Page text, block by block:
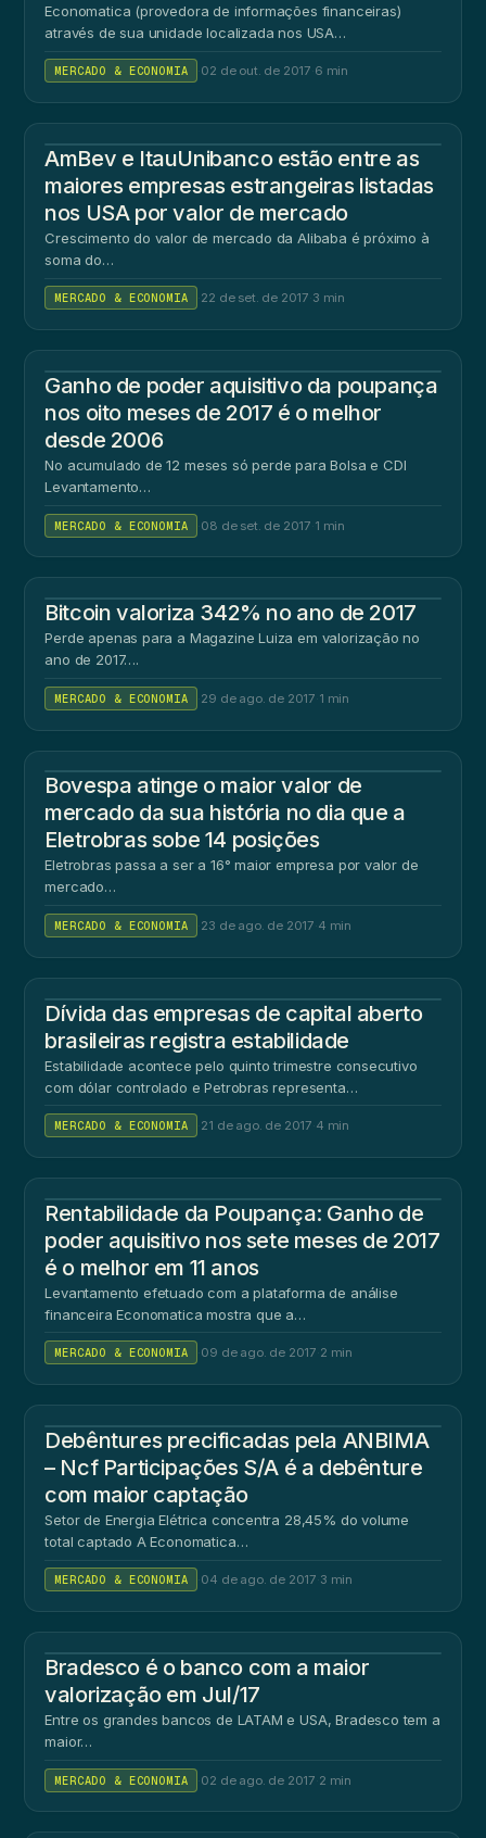
Economatica (provedora de informações financeiras)
através de sua unidade localizada nos USA…
MERCADO & ECONOMIA 02 de out. de 2017 6 min
AmBev e ItauUnibanco estão entre as
maiores empresas estrangeiras listadas
nos USA por valor de mercado
Crescimento do valor de mercado da Alibaba é próximo à
soma do…
MERCADO & ECONOMIA 22 de set. de 2017 3 min
Ganho de poder aquisitivo da poupança
nos oito meses de 2017 é o melhor
desde 2006
No acumulado de 12 meses só perde para Bolsa e CDI
Levantamento…
MERCADO & ECONOMIA 08 de set. de 2017 1 min
Bitcoin valoriza 342% no ano de 2017
Perde apenas para a Magazine Luiza em valorização no
ano de 2017….
MERCADO & ECONOMIA 29 de ago. de 2017 1 min
Bovespa atinge o maior valor de
mercado da sua história no dia que a
Eletrobras sobe 14 posições
Eletrobras passa a ser a 16° maior empresa por valor de
mercado…
MERCADO & ECONOMIA 23 de ago. de 2017 4 min
Dívida das empresas de capital aberto
brasileiras registra estabilidade
Estabilidade acontece pelo quinto trimestre consecutivo
com dólar controlado e Petrobras representa…
MERCADO & ECONOMIA 21 de ago. de 2017 4 min
RE
Rentabilidade da Poupança: Ganho de
poder aquisitivo nos sete meses de 2017
é o melhor em 11 anos
Levantamento efetuado com a plataforma de análise
financeira Economatica mostra que a…
MERCADO & ECONOMIA 09 de ago. de 2017 2 min
Debêntures precificadas pela ANBIMA
– Ncf Participações S/A é a debênture
com maior captação
Setor de Energia Elétrica concentra 28,45% do volume
total captado A Economatica…
MERCADO & ECONOMIA 04 de ago. de 2017 3 min
Bradesco é o banco com a maior
valorização em Jul/17
Entre os grandes bancos de LATAM e USA, Bradesco tem a
maior…
MERCADO & ECONOMIA 02 de ago. de 2017 2 min